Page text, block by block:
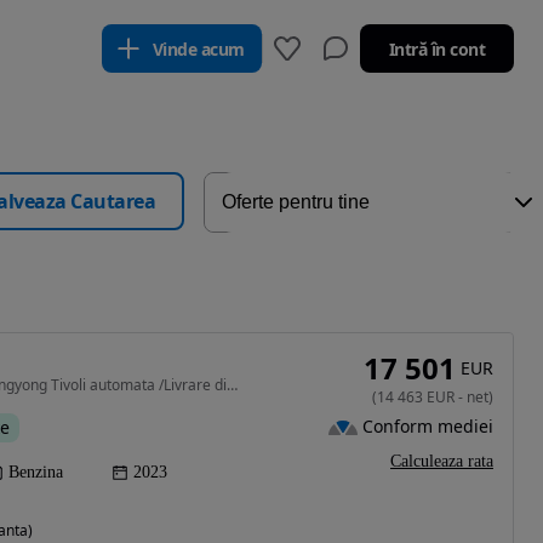
Vinde acum Intră în cont
Cautarea
1497 cm3 • 163 CP • Ssangyong Tivoli automata /Livrare din stoc !!!
Benzina 2023
17 501 EUR
(14 463 EUR- net)
Conform mediei
Calculeaza rata